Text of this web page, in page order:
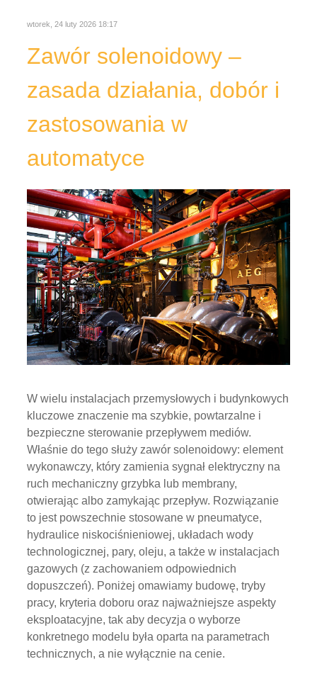
W wielu instalacjach przemysłowych i budynkowych
kluczowe znaczenie ma szybkie, powtarzalne i
bezpieczne sterowanie przepływem mediów.
Właśnie do tego służy zawór solenoidowy: element
wykonawczy, który zamienia sygnał elektryczny na
ruch mechaniczny grzybka lub membrany,
otwierając albo zamykając przepływ. Rozwiązanie
to jest powszechnie stosowane w pneumatyce,
hydraulice niskociśnieniowej, układach wody
dopuszczeń). Poniżej omawiamy budowę, tryby
pracy, kryteria doboru oraz najważniejsze aspekty
eksploatacyjne, tak aby decyzja o wyborze
konkretnego modelu była oparta na parametrach
technicznych, a nie wyłącznie na cenie.
start Poprzedni artykuł 1 2 3
4
5
6 7 8 9
10
Następny artykuł
koniec